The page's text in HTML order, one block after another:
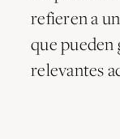
refieren a
que pueden
relevantes